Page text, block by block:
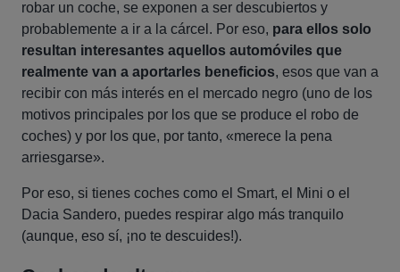
robar un coche, se exponen a ser descubiertos y
probablemente a ir a la cárcel. Por eso, para ellos solo
resultan interesantes aquellos automóviles que
realmente van a aportarles beneficios, esos que van a
recibir con más interés en el mercado negro (uno de los
motivos principales por los que se produce el robo de
coches) y por los que, por tanto, «merece la pena
arriesgarse».
Por eso, si tienes coches como el Smart, el Mini o el
Dacia Sandero, puedes respirar algo más tranquilo
(aunque, eso sí, ¡no te descuides!).